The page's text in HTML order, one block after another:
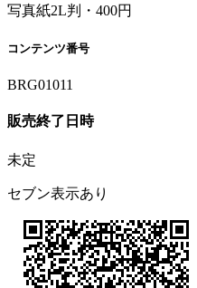
写真紙2L判・400円
コンテンツ番号
BRG01011
販売終了日時
未定
セブン表示あり